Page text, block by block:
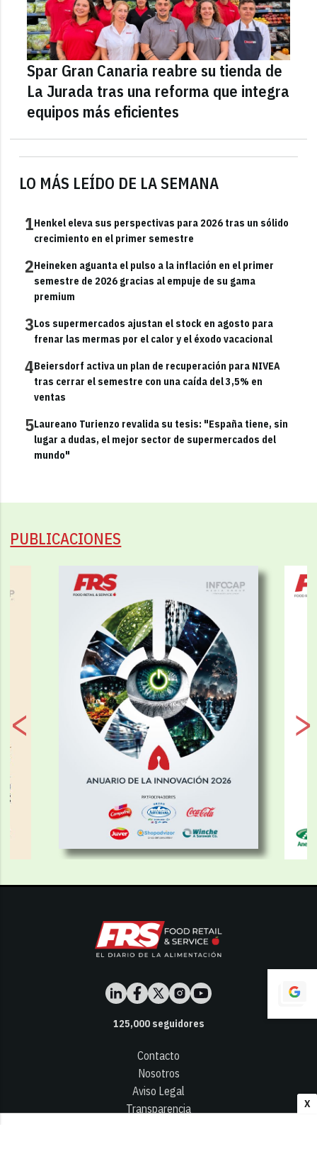
X
LO MÁS LEÍDO DE LA SEMANA
1Henkel eleva sus perspectivas para 2026 tras un sólido
crecimiento en el primer semestre
2Heineken aguanta el pulso a la inflación en el primer
semestre de 2026 gracias al empuje de su gama
premium
3Los supermercados ajustan el stock en agosto para
frenar las mermas por el calor y el éxodo vacacional
4Beiersdorf activa un plan de recuperación para NIVEA
tras cerrar el semestre con una caída del 3,5% en
ventas
5Laureano Turienzo revalida su tesis: "España tiene, sin
lugar a dudas, el mejor sector de supermercados del
mundo"
Spar Gran Canaria reabre su tienda de
La Jurada tras una reforma que integra
equipos más eficientes
PUBLICACIONES
125,000seguidores
Contacto
Nosotros
Aviso Legal
Transparencia